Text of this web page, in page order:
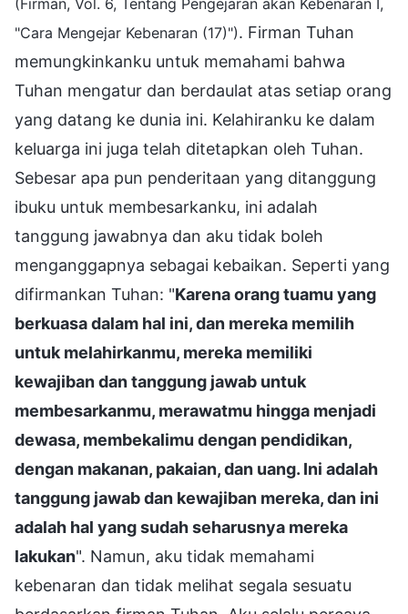
"Cara Mengejar Kebenaran (17)"). Firman Tuhan
memungkinkanku untuk memahami bahwa
Tuhan mengatur dan berdaulat atas setiap orang
yang datang ke dunia ini. Kelahiranku ke dalam
keluarga ini juga telah ditetapkan oleh Tuhan.
Sebesar apa pun penderitaan yang ditanggung
ibuku untuk membesarkanku, ini adalah
tanggung jawabnya dan aku tidak boleh
menganggapnya sebagai kebaikan. Seperti yang
difirmankan Tuhan: "Karena orang tuamu yang
berkuasa dalam hal ini, dan mereka memilih
untuk melahirkanmu, mereka memiliki
kewajiban dan tanggung jawab untuk
membesarkanmu, merawatmu hingga menjadi
dewasa, membekalimu dengan pendidikan,
dengan makanan, pakaian, dan uang. Ini adalah
tanggung jawab dan kewajiban mereka, dan ini
adalah hal yang sudah seharusnya mereka
lakukan". Namun, aku tidak memahami
kebenaran dan tidak melihat segala sesuatu